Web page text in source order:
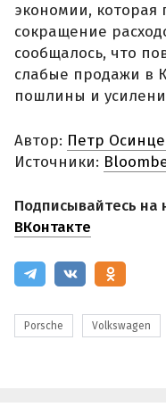
экономии, которая
сокращение
сообщалось, что
слабые продажи в
пошлины и
Автор: Петр
Источники:
Подписывайтесь на
ВКонтакте
Porsche Volkswagen